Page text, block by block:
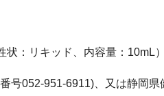
：リキッド、内容量：10mL）
号052-951-6911)、又は静岡県